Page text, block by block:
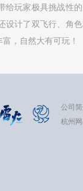
给玩家极具挑战性
设计了双飞行、角
，自然大有可玩！
公司
杭州